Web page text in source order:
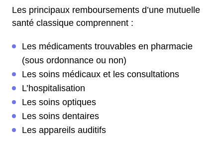
Les principaux remboursements d’une mutuelle
santé classique comprennent :
Les médicaments trouvables en pharmacie
(sous ordonnance ou non)
Les soins médicaux et les consultations
L’hospitalisation
Les soins optiques
Les soins dentaires
Les appareils auditifs